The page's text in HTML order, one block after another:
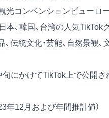
光コンベンションビューロ
本、韓国、台湾の人気
、伝統文化・芸能、自然景観
にかけてTikTok上で公開
年12月および年間推計値）